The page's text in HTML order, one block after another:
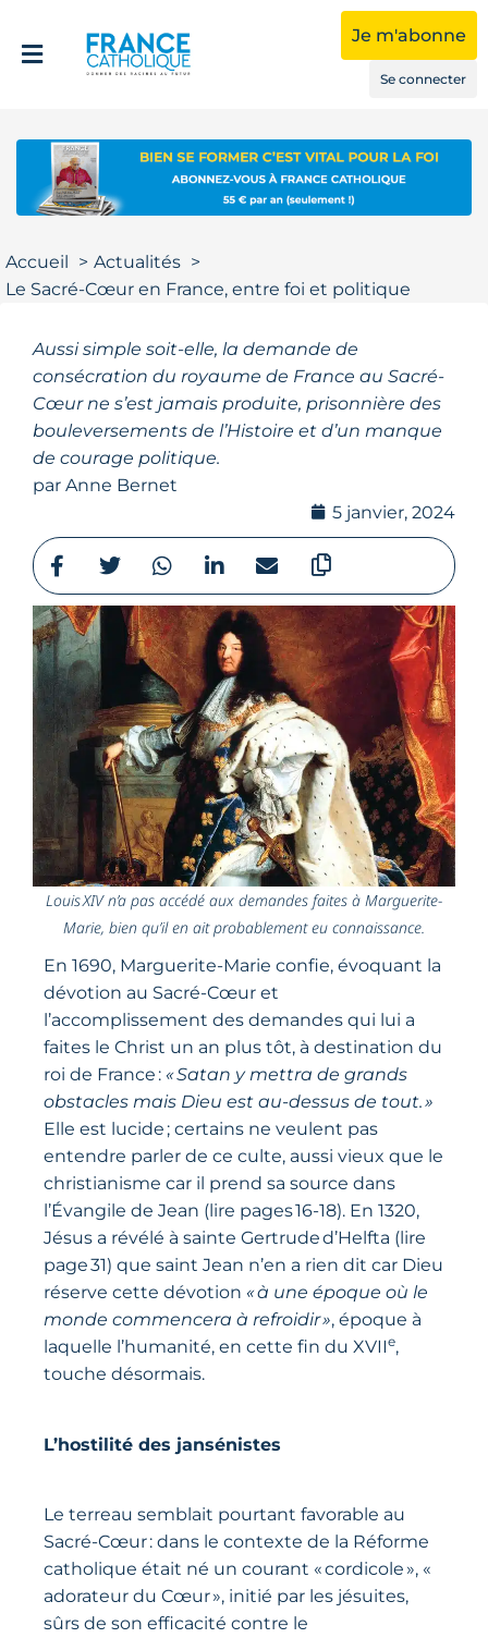
Je m'abonne
Se connecter
Accueil
Actualités
Le Sacré-Cœur en France, entre foi et politique
Aussi simple soit-elle, la demande de
consécration du royaume de France au Sacré-
Cœur ne s’est jamais produite, prisonnière des
bouleversements de l’Histoire et d’un manque
de courage politique.
par Anne Bernet
5 janvier, 2024
Louis XIV n’a pas accédé aux demandes faites à Marguerite-
Marie, bien qu’il en ait probablement eu connaissance.
En 1690, Marguerite-Marie confie, évoquant la
dévotion au Sacré-Cœur et
l’accomplissement des demandes qui lui a
faites le Christ un an plus tôt, à destination du
roi de France : « Satan y mettra de grands
obstacles mais Dieu est au-dessus de tout. »
Elle est lucide ; certains ne veulent pas
entendre parler de ce culte, aussi vieux que le
christianisme car il prend sa source dans
l’Évangile de Jean (lire pages 16-18). En 1320,
Jésus a révélé à sainte Gertrude d’Helfta (lire
page 31) que saint Jean n’en a rien dit car Dieu
réserve cette dévotion « à une époque où le
monde commencera à refroidir », époque à
laquelle l’humanité, en cette fin du XVIIe,
touche désormais.
L’hostilité des jansénistes
Le terreau semblait pourtant favorable au
Sacré-Cœur : dans le contexte de la Réforme
catholique était né un courant « cordicole », «
adorateur du Cœur », initié par les jésuites,
sûrs de son efficacité contre le